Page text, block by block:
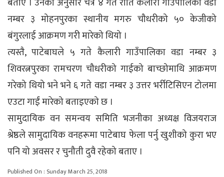
नम्बर ३ मोहनपुरका स्थानीय मगरु चौधरीको ५० केजीको
बंगुरलाई आक्रमण गरी मारेको थियो ।
त्यस्तै, पाटेबाघले ५ गते कैलारी गाउँपालिका वडा नम्बर ३
शिवरत्नपुरका रामचरण चौधरीको गाईको बाच्छोमाथि आक्रमण
गरेको थियो भने भने ६ गते वडा नम्बर ३ उत्तर भर्रीटिसिएन टोलमा
एउटा गाईं मारेको बताइएको छ ।
सामुदायिक वन समन्वय समिति भजनीका अध्यक्ष विजयराज
श्रेष्ठले सामुदायिक वनहरूमा पाटेबाघ फेला पर्नु खुशीको कुरा भए
पनि यो अवसर र चुनौती दुवै रहेको बताए ।
Published On : Sunday March 25, 2018